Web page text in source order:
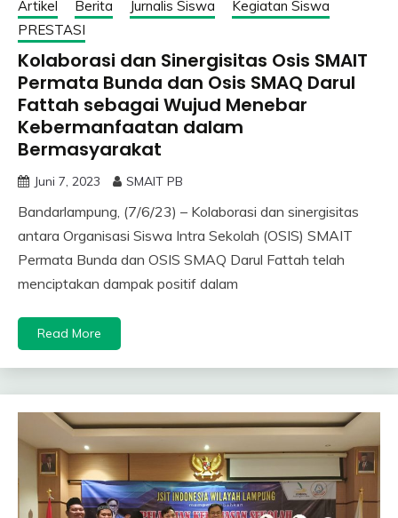
Artikel Berita Jurnalis Siswa
Kegiatan Siswa
PRESTASI
Kolaborasi dan Sinergisitas Osis SMAIT
Permata Bunda dan Osis SMAQ Darul
Fattah sebagai Wujud Menebar
Kebermanfaatan dalam
Bermasyarakat
Juni 7, 2023 SMAIT PB
Bandarlampung, (7/6/23) – Kolaborasi dan sinergisitas
antara Organisasi Siswa Intra Sekolah (OSIS) SMAIT
Permata Bunda dan OSIS SMAQ Darul Fattah telah
menciptakan dampak positif dalam
Read More